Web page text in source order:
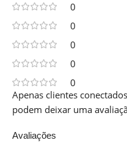
0
0
0
0
0
Avaliações
Apenas clientes
podem deixar uma